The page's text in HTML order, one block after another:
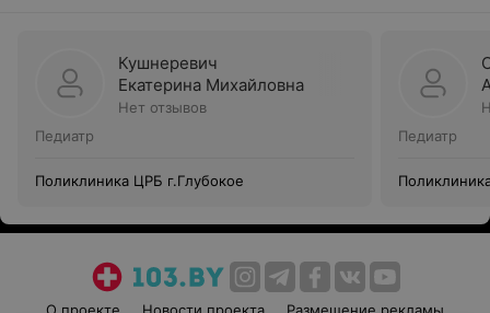
Кушнеревич
Екатерина Михайловна
Нет отзывов
Педиатр
Поликлиника ЦРБ г.Глубокое
Педиатр